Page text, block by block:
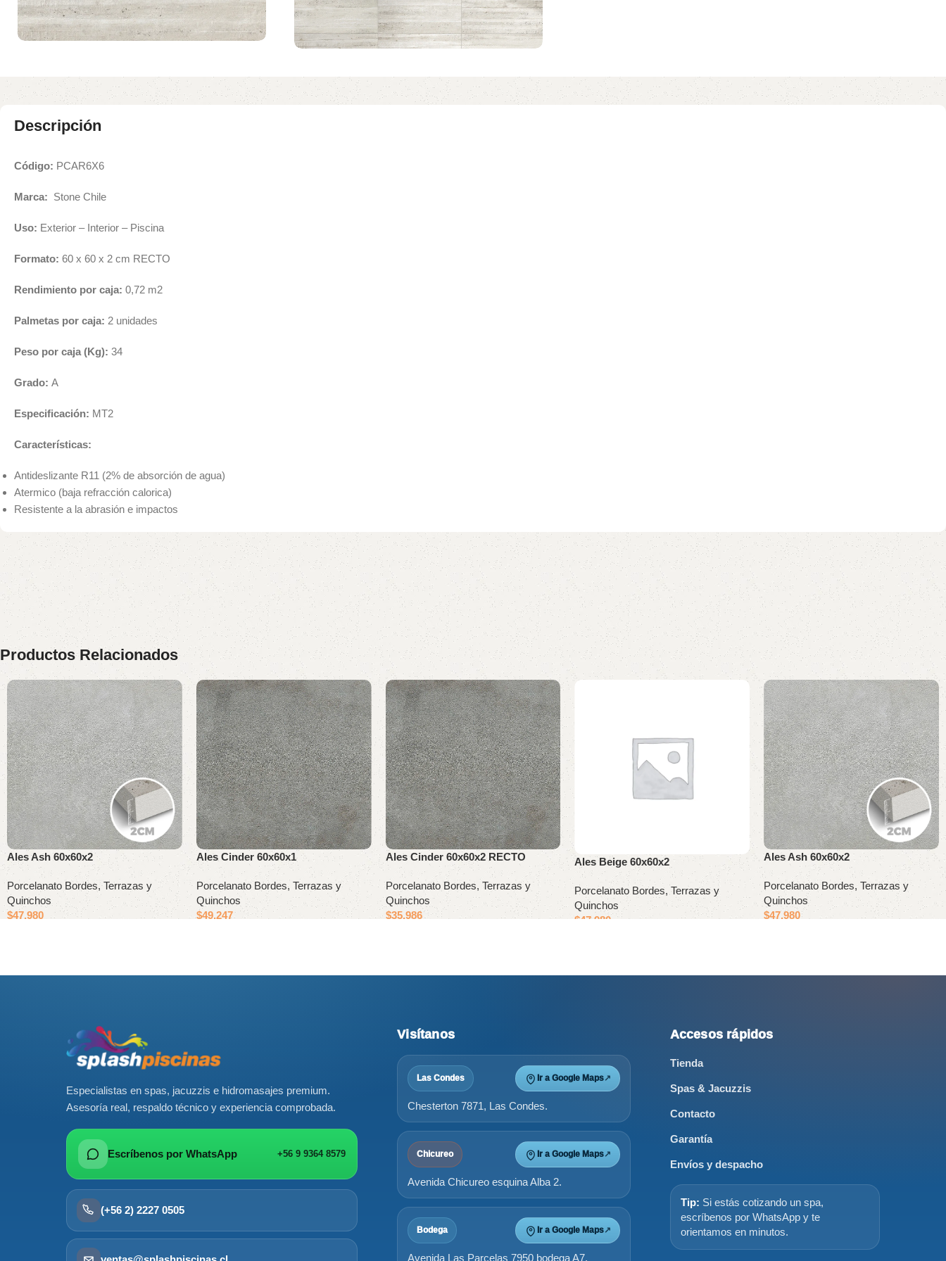
Descripción
Código: PCAR6X6
Marca: Stone Chile
Uso: Exterior – Interior – Piscina
Formato: 60 x 60 x 2 cm RECTO
Rendimiento por caja: 0,72 m2
Palmetas por caja: 2 unidades
Peso por caja (Kg): 34
Grado: A
Especificación: MT2
Características:
Antideslizante R11 (2% de absorción de agua)
Atermico (baja refracción calorica)
Resistente a la abrasión e impactos
Productos Relacionados
Ales Ash 60x60x2
Porcelanato Bordes, Terrazas y
Quinchos
$47.980
Ales Cinder 60x60x1
Porcelanato Bordes, Terrazas y
Quinchos
$49.247
Ales Cinder 60x60x2 RECTO
Porcelanato Bordes, Terrazas y
Quinchos
$35.986
Ales Beige 60x60x2
Porcelanato Bordes, Terrazas y
Quinchos
$47.980
Ales Ash 60x60x2
Porcelanato Bordes, Terrazas y
Quinchos
$47.980
Especialistas en spas, jacuzzis e hidromasajes premium.
Asesoría real, respaldo técnico y experiencia comprobada.
Escríbenos por WhatsApp +56 9 9364 8579
(+56 2) 2227 0505
Visítanos
Las Condes Ir a Google Maps↗
Chesterton 7871, Las Condes.
Chicureo Ir a Google Maps↗
Avenida Chicureo esquina Alba 2.
Bodega Ir a Google Maps↗
Avenida Las Parcelas 7950 bodega A7,
Accesos rápidos
Tienda
Spas & Jacuzzis
Contacto
Garantía
Envíos y despacho
Tip: Si estás cotizando un spa,
escríbenos por WhatsApp y te
orientamos en minutos.